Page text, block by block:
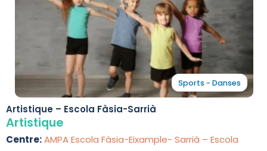
Sports - Danses
Artistique – Escola Fàsia-Sarrià
Artistique
Centre:AMPA Escola Fàsia-Eixample- Sarrià – Escola